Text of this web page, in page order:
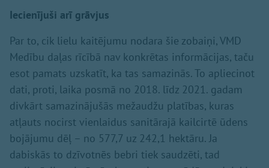
Iecienījuši arī grāvjus
Par to, cik lielu kaitējumu nodara šie zobaiņi, VMD
Medību daļas rīcībā nav konkrētas informācijas, taču
esot pamats uzskatīt, ka tas samazinās. To apliecinot
dati, proti, laika posmā no 2018. līdz 2021. gadam
divkārt samazinājušās mežaudžu platības, kuras
atļauts nocirst vienlaidus sanitārajā kailcirtē ūdens
bojājumu dēļ – no 577,7 uz 242,1 hektāru. Ja
dabiskās to dzīvotnēs bebri tiek saudzēti, tad